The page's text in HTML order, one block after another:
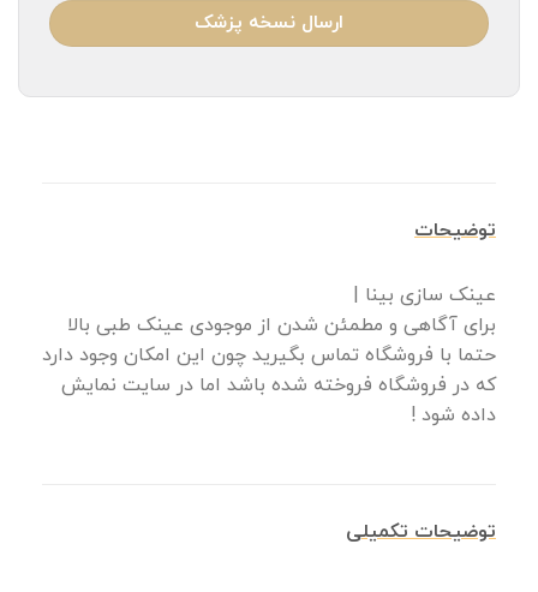
ارسال نسخه پزشک
توضیحات
عینک سازی بینا |
برای آگاهی و مطمئن شدن از موجودی عینک طبی بالا
حتما با فروشگاه تماس بگیرید چون این امکان وجود دارد
که در فروشگاه فروخته شده باشد اما در سایت نمایش
داده شود !
توضیحات تکمیلی